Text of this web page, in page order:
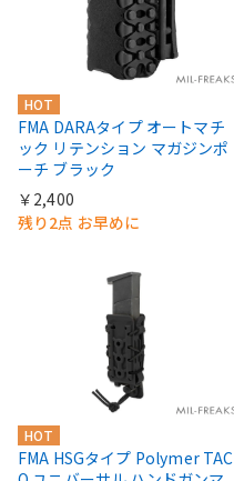
HOT
FMA DARAタイプ オートマチ
ック リテンション マガジンポ
ーチ ブラック
￥2,400
残り2点 お早めに
HOT
FMA HSGタイプ Polymer TAC